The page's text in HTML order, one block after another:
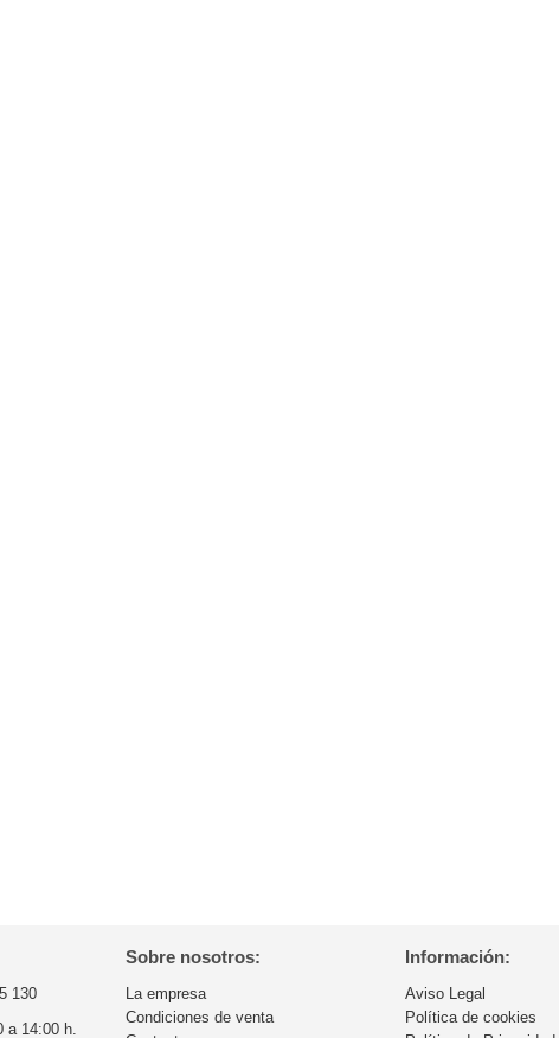
130
a 14:00 h.
Sobre nosotros:
La empresa
Condiciones de venta
Información:
Aviso Legal
Política de cookies